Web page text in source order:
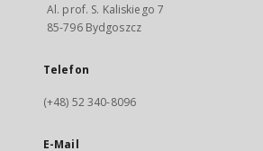
Al. prof. S. Kaliskiego 7
85-796 Bydgoszcz
Telefon
(+48) 52 340-8096
E-Mail